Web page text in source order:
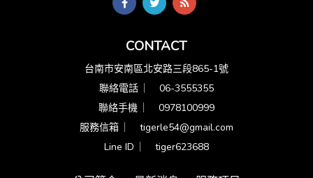
CONTACT
台南市安南區北安路三段865-1號
聯絡電話 ︳ 06-3555355
聯絡手機 ︳ 0978100999
服務信箱 ︳ tigerle54@gmail.com
Line ID ︳ tiger623688